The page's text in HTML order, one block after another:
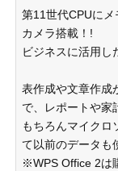
第11世代CPUにメ
カメラ搭載！!
ビジネスに活用し
表作成や文章作成
で、レポートや家
もちろんマイクロ
て以前のデータも
※WPS Office 2は